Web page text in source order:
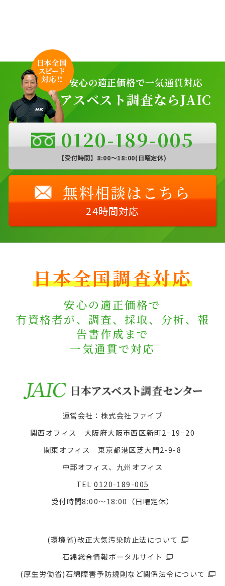
安心の適正価格で一気通貫対応
アスベスト調査ならJAIC
0120-189-005
【受付時間】8:00〜18:00(日曜定休)
無料相談はこちら
24時間対応
日本全国調査対応
安心の適正価格で
有資格者が、調査、採取、分析、報
告書作成まで
一気通貫で対応
運営会社：株式会社ファイブ
関西オフィス 大阪府大阪市西区新町2−19−20
関東オフィス 東京都港区芝大門2-9-8
中部オフィス、九州オフィス
TEL0120-189-005
受付時間8:00〜18:00（日曜定休）
(環境省)改正大気汚染防止法について
石綿総合情報ポータルサイト
(厚生労働省)石綿障害予防規則など関係法令について